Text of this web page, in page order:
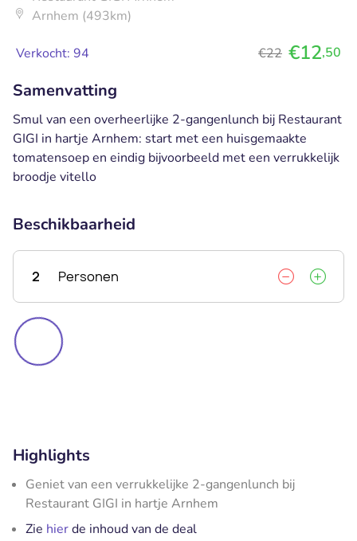
Arnhem (493km)
Verkocht: 94 €22 €12,50
Samenvatting
Smul van een overheerlijke 2-gangenlunch bij Restaurant
GIGI in hartje Arnhem: start met een huisgemaakte
tomatensoep en eindig bijvoorbeeld met een verrukkelijk
broodje vitello
Beschikbaarheid
2 Personen
Highlights
Geniet van een verrukkelijke 2-gangenlunch bij
Restaurant GIGI in hartje Arnhem
Zie hierde inhoud van de deal